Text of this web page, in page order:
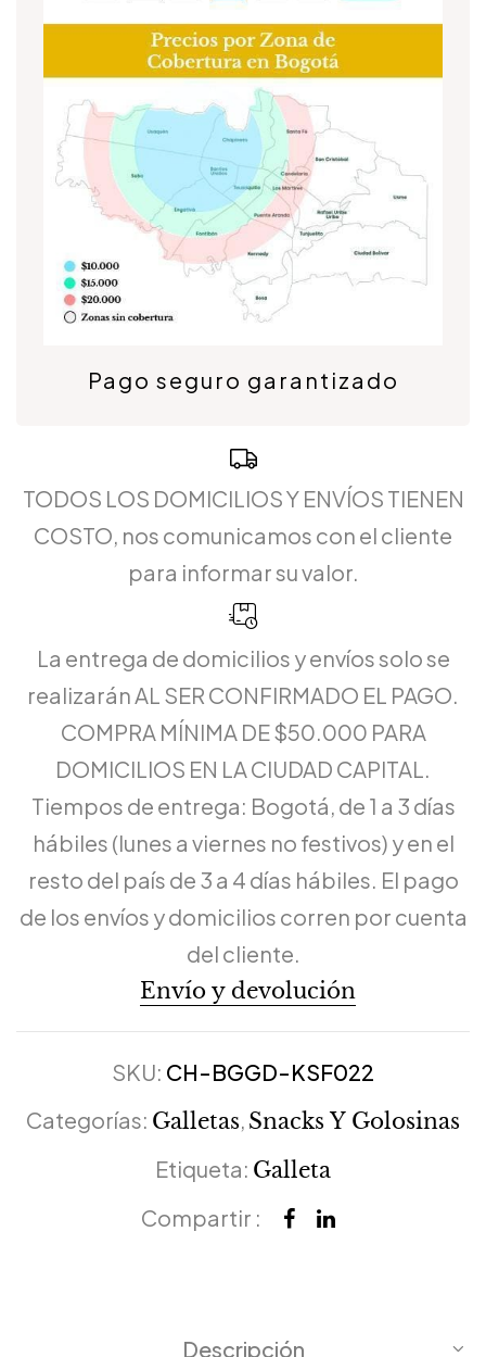
Pago seguro garantizado
TODOS LOS DOMICILIOS Y ENVÍOS TIENEN
COSTO, nos comunicamos con el cliente
para informar su valor.
La entrega de domicilios y envíos solo se
realizarán AL SER CONFIRMADO EL PAGO.
COMPRA MÍNIMA DE $50.000 PARA
DOMICILIOS EN LA CIUDAD CAPITAL.
Tiempos de entrega: Bogotá, de 1 a 3 días
hábiles (lunes a viernes no festivos) y en el
resto del país de 3 a 4 días hábiles. El pago
de los envíos y domicilios corren por cuenta
del cliente.
Envío y devolución
SKU: CH-BGGD-KSF022
Categorías: Galletas Snacks Y Golosinas
Etiqueta: Galleta
Compartir :
Descripción